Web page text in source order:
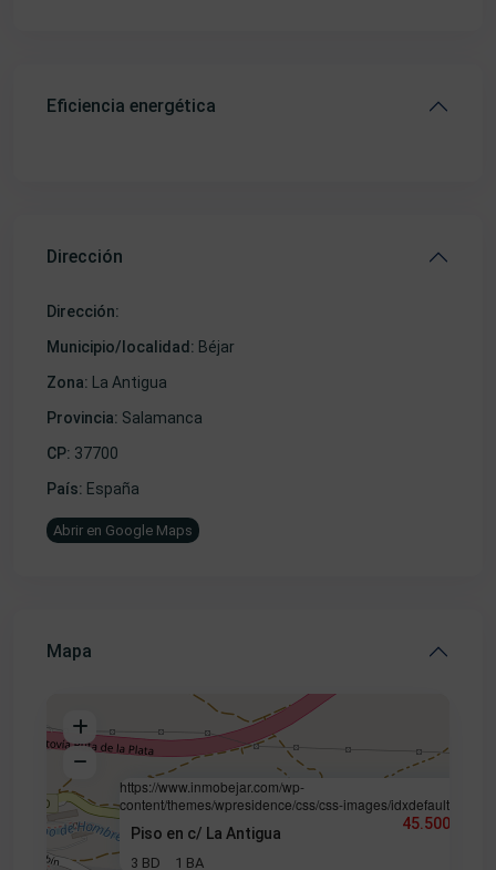
Eficiencia energética
Dirección
Dirección:
Municipio/localidad: Béjar
Zona:
La Antigua
Provincia: Salamanca
CP: 37700
País: España
Abrir en Google Maps
Mapa
https://www.inmobejar.com/wp-
content/themes/wpresidence/css/css-images/idxdefault.jpg
Piso en c/ La Antigua
45.500 €
3 BD 1 BA